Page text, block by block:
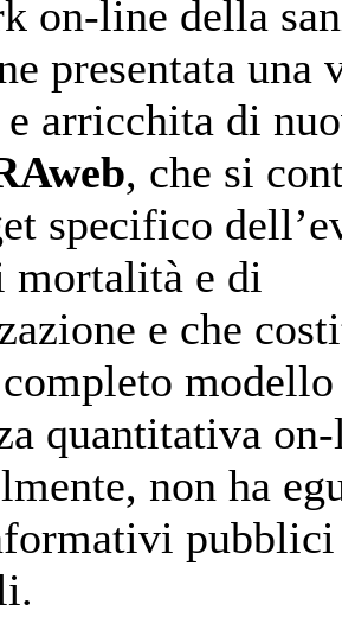
on-line della
presentata una
arricchita di
, che si
specifico
e di
e che
quantitativa
non ha